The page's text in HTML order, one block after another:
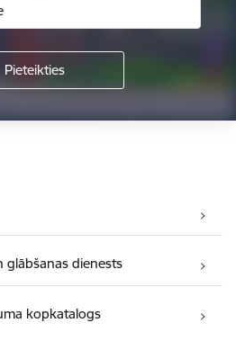
glābšanas dienests
kopkatalogs